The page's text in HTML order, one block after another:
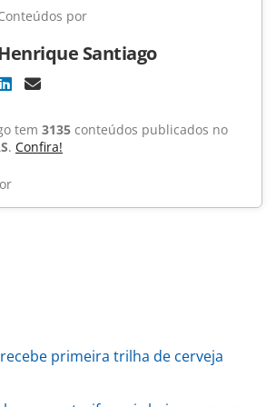
por
Santiago
tem 3135 conteúdos publicados no
. Confira!
recebe primeira trilha de cerveja